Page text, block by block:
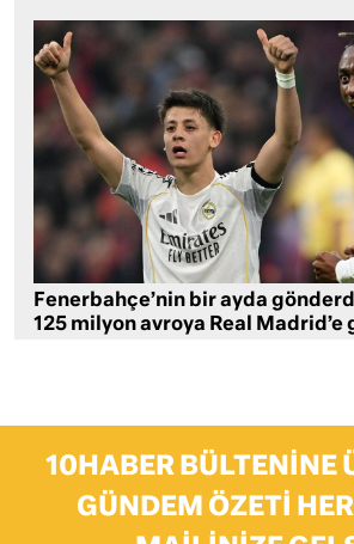
Fenerbahçe’nin bir ayda
125 milyon avroya Real Madrid’e
10HABER BÜLTENINE
GÜNDEM ÖZETI